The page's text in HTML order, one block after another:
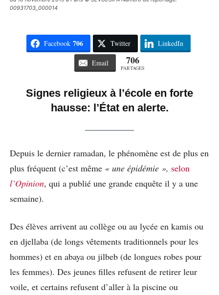
00931703_000014
Facebook 706 Twitter LinkedIn
Email 706
PARTAGES
Signes religieux à l’école en forte
hausse: l’État en alerte.
Depuis le dernier ramadan, le phénomène est de plus en
plus fréquent (c’est même « une épidémie », selon
l’Opinion, qui a publié une grande enquête il y a une
semaine).
Des élèves arrivent au collège ou au lycée en kamis ou
en djellaba (de longs vêtements traditionnels pour les
hommes) et en abaya ou jilbeb (de longues robes pour
les femmes). Des jeunes filles refusent de retirer leur
voile, et certains refusent d’aller à la piscine ou